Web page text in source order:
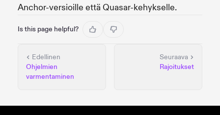
Anchor-versioille että Quasar-kehykselle.
Is this page helpful?
Edellinen
Ohjelmien
varmentaminen
Seuraava
Rajoitukset